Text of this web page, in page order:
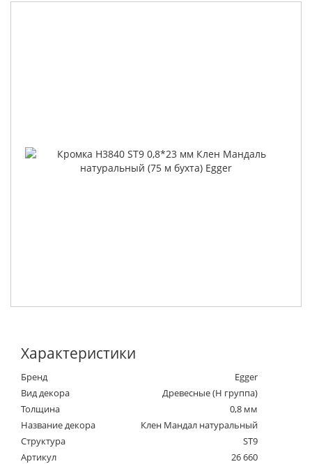
Характеристики
Бренд
Egger
Вид декора
Древесные (Н группа)
Толщина
0,8 мм
Название декора
Клен Мандал натуральный
Структура
ST9
Артикул
26 660